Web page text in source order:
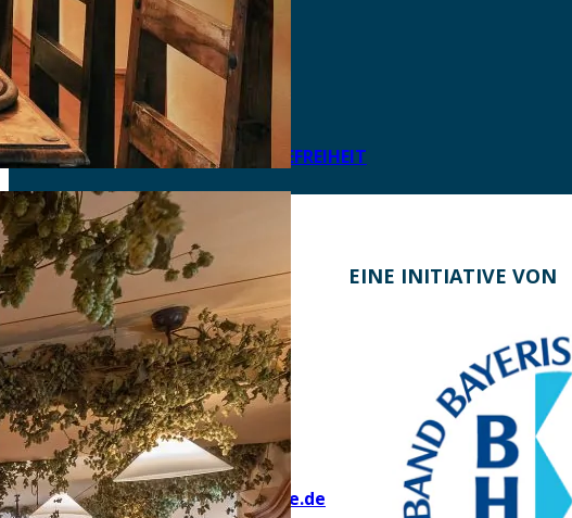
AKTUELLES
DOWNLOADS
DATENSCHUTZ
IMPRESSUM
LEICHTE SPRACHE
ERKLÄRUNG ZUR BARRIEREFREIHEIT
KONTAKT EINE INITIATIVE VON
Bayern Tourist Gmbh (BTG)
Prinz-Ludwig-Palais
Türkenstraße 7
80333 München
Telefon: +49 89 28760-117
Fax: +49 89 28760-121
bayerischekueche@btg-service.de